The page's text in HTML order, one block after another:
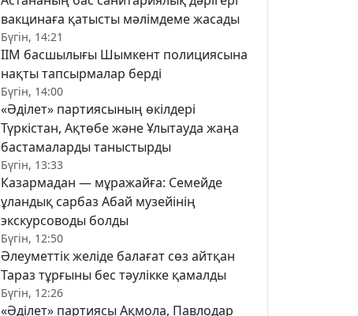
вакцинаға қатысты мәлімдеме жасады
Бүгін, 14:21
ІІМ басшылығы Шымкент полициясына
нақты тапсырмалар берді
Бүгін, 14:00
«Әділет» партиясының өкілдері
Түркістан, Ақтөбе және Ұлытауда жаңа
бастамаларды таныстырды
Бүгін, 13:33
Казармадан — мұражайға: Семейде
ұландық сарбаз Абай музейінің
экскурсоводы болды
Бүгін, 12:50
Әлеуметтік желіде балағат сөз айтқан
Тараз тұрғыны бес тәулікке қамалды
Бүгін, 12:26
«Әділет» партиясы Ақмола, Павлодар